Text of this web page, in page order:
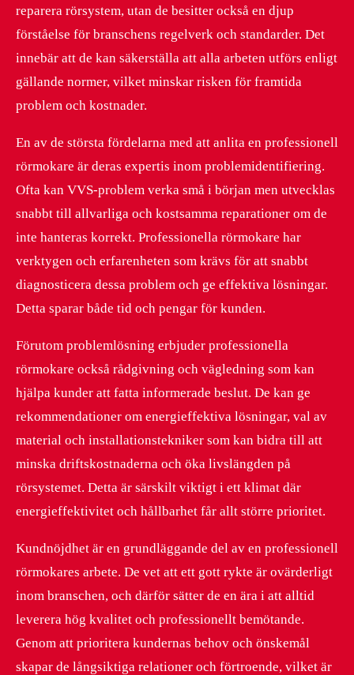
reparera rörsystem, utan de besitter också en djup
förståelse för branschens regelverk och standarder. Det
innebär att de kan säkerställa att alla arbeten utförs enligt
gällande normer, vilket minskar risken för framtida
problem och kostnader.
En av de största fördelarna med att anlita en professionell
rörmokare är deras expertis inom problemidentifiering.
Ofta kan VVS-problem verka små i början men utvecklas
snabbt till allvarliga och kostsamma reparationer om de
inte hanteras korrekt. Professionella rörmokare har
verktygen och erfarenheten som krävs för att snabbt
diagnosticera dessa problem och ge effektiva lösningar.
Detta sparar både tid och pengar för kunden.
Förutom problemlösning erbjuder professionella
rörmokare också rådgivning och vägledning som kan
hjälpa kunder att fatta informerade beslut. De kan ge
rekommendationer om energieffektiva lösningar, val av
material och installationstekniker som kan bidra till att
minska driftskostnaderna och öka livslängden på
rörsystemet. Detta är särskilt viktigt i ett klimat där
energieffektivitet och hållbarhet får allt större prioritet.
Kundnöjdhet är en grundläggande del av en professionell
rörmokares arbete. De vet att ett gott rykte är ovärderligt
inom branschen, och därför sätter de en ära i att alltid
leverera hög kvalitet och professionellt bemötande.
Genom att prioritera kundernas behov och önskemål
skapar de långsiktiga relationer och förtroende, vilket är